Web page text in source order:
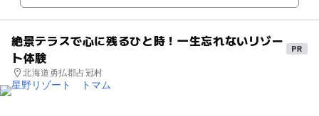
絶景テラスで心に残るひと時！一生忘れないリゾー
ト体験
北海道勇払郡占冠村